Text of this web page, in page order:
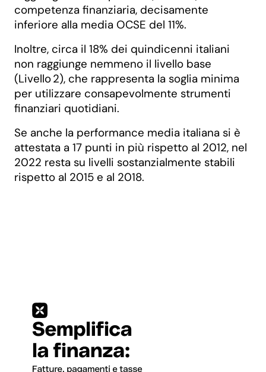
competenza finanziaria, decisamente
inferiore alla media OCSE del 11%.
Inoltre, circa il 18% dei quindicenni italiani
non raggiunge nemmeno il livello base
(Livello 2), che rappresenta la soglia minima
per utilizzare consapevolmente strumenti
finanziari quotidiani.
Se anche la performance media italiana si è
attestata a 17 punti in più rispetto al 2012, nel
2022 resta su livelli sostanzialmente stabili
rispetto al 2015 e al 2018.